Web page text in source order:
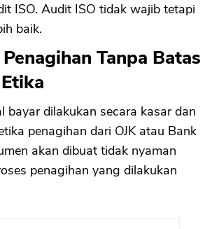
ISO. Audit ISO tidak wajib tetapi
baik.
Tanpa Batas
bayar dilakukan secara kasar dan
penagihan dari OJK atau Bank
akan dibuat tidak nyaman
penagihan yang dilakukan